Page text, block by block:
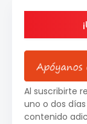
Al suscribirte
uno o dos
contenido